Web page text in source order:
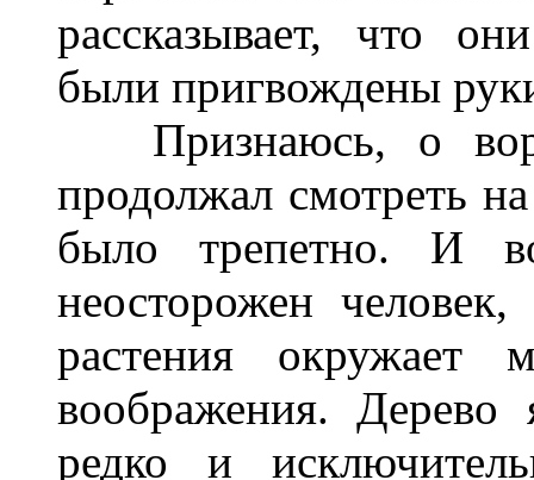
рассказывает, что
были пригвождены
Признаюсь, о
продолжал смотреть
было трепетно. И
неосторожен
растения окружает
воображения.
редко и